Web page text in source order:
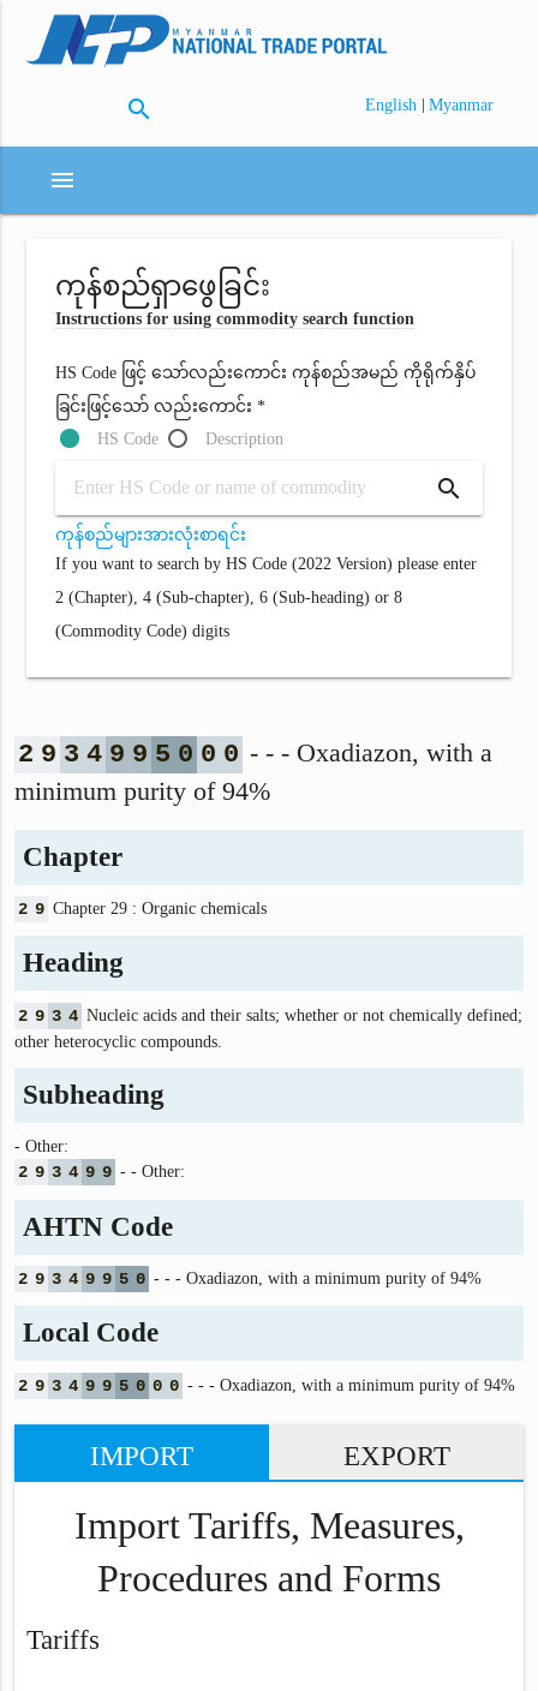
search English | Myanmar
menu
ကုန်စည်ရှာဖွေခြင်း
Instructions for using commodity search function
HS Code ဖြင့် သော်လည်းကောင်း ကုန်စည်အမည် ကိုရိုက်နှိပ်
ခြင်းဖြင့်သော် လည်းကောင်း *
HS Code
Description
search
ကုန်စည်များအားလုံးစာရင်း
If you want to search by HS Code (2022 Version) please enter
2 (Chapter), 4 (Sub-chapter), 6 (Sub-heading) or 8
(Commodity Code) digits
2 9 3 4 9 9 5 0 0 0 - - - Oxadiazon, with a
minimum purity of 94%
Chapter
2 9 Chapter 29 : Organic chemicals
Heading
2 9 3 4 Nucleic acids and their salts; whether or not chemically defined;
other heterocyclic compounds.
Subheading
- Other:
2 9 3 4 9 9 - - Other:
AHTN Code
2 9 3 4 9 9 5 0 - - - Oxadiazon, with a minimum purity of 94%
Local Code
2 9 3 4 9 9 5 0 0 0 - - - Oxadiazon, with a minimum purity of 94%
IMPORT EXPORT
Import Tariffs, Measures,
Procedures and Forms
Tariffs